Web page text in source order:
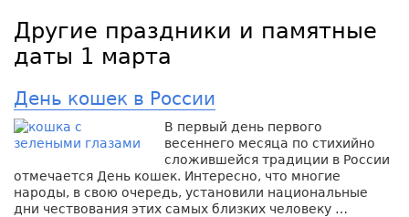
Другие праздники и памятные
даты 1 марта
День кошек в России
В первый день первого
весеннего месяца по стихийно
сложившейся традиции в России
отмечается День кошек. Интересно, что многие
народы, в свою очередь, установили национальные
дни чествования этих самых близких человеку …